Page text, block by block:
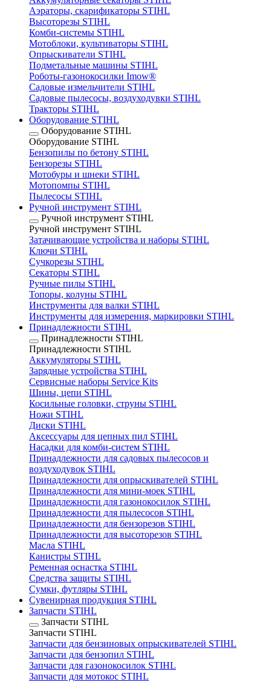
Аэраторы, скарификаторы STIHL
Высоторезы STIHL
Комби-системы STIHL
Мотоблоки, культиваторы STIHL
Опрыскиватели STIHL
Подметальные машины STIHL
Роботы-газонокосилки Imow®
Садовые измельчители STIHL
Садовые пылесосы, воздуходувки STIHL
Тракторы STIHL
Оборудование STIHL
Оборудование STIHL
Оборудование STIHL
Бензопилы по бетону STIHL
Бензорезы STIHL
Мотобуры и шнеки STIHL
Мотопомпы STIHL
Пылесосы STIHL
Ручной инструмент STIHL
Ручной инструмент STIHL
Ручной инструмент STIHL
Затачивающие устройства и наборы STIHL
Ключи STIHL
Сучкорезы STIHL
Секаторы STIHL
Ручные пилы STIHL
Топоры, колуны STIHL
Инструменты для валки STIHL
Инструменты для измерения, маркировки STIHL
Принадлежности STIHL
Принадлежности STIHL
Принадлежности STIHL
Аккумуляторы STIHL
Зарядные устройства STIHL
Сервисные наборы Service Kits
Шины, цепи STIHL
Косильные головки, струны STIHL
Ножи STIHL
Диски STIHL
Аксессуары для цепных пил STIHL
Насадки для комби-систем STIHL
Принадлежности для садовых пылесосов и
воздуходувок STIHL
Принадлежности для опрыскивателей STIHL
Принадлежности для мини-моек STIHL
Принадлежности для газонокосилок STIHL
Принадлежности для пылесосов STIHL
Принадлежности для бензорезов STIHL
Принадлежности для высоторезов STIHL
Масла STIHL
Канистры STIHL
Ременная оснастка STIHL
Средства защиты STIHL
Сумки, футляры STIHL
Сувенирная продукция STIHL
Запчасти STIHL
Запчасти STIHL
Запчасти STIHL
Запчасти для бензиновых опрыскивателей STIHL
Запчасти для бензопил STIHL
Запчасти для газонокосилок STIHL
Запчасти для мотокос STIHL